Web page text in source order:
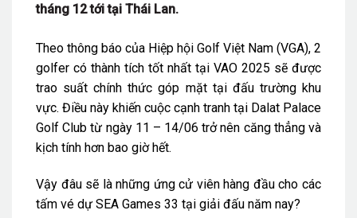
tháng 12 tới tại Thái Lan.
Theo thông báo của Hiệp hội Golf Việt Nam (VGA), 2
golfer có thành tích tốt nhất tại VAO 2025 sẽ được
trao suất chính thức góp mặt tại đấu trường khu
vực. Điều này khiến cuộc cạnh tranh tại Dalat Palace
Golf Club từ ngày 11 – 14/06 trở nên căng thẳng và
kịch tính hơn bao giờ hết.
Vậy đâu sẽ là những ứng cử viên hàng đầu cho các
tấm vé dự SEA Games 33 tại giải đấu năm nay?